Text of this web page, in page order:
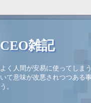
CEO雑記
よく人間が安易に使ってしま
いて意味が改悪されつつある
う。